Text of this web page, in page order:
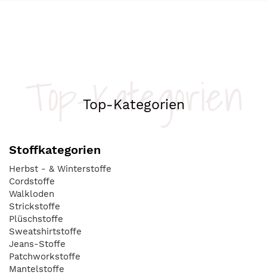
Top-Kategorien
Top-Kategorien
Stoffkategorien
Herbst - & Winterstoffe
Cordstoffe
Walkloden
Strickstoffe
Plüschstoffe
Sweatshirtstoffe
Jeans-Stoffe
Patchworkstoffe
Mantelstoffe